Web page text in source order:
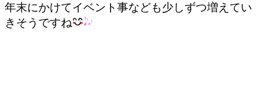
年末にかけてイベント事なども少しずつ増えてい
きそうですね